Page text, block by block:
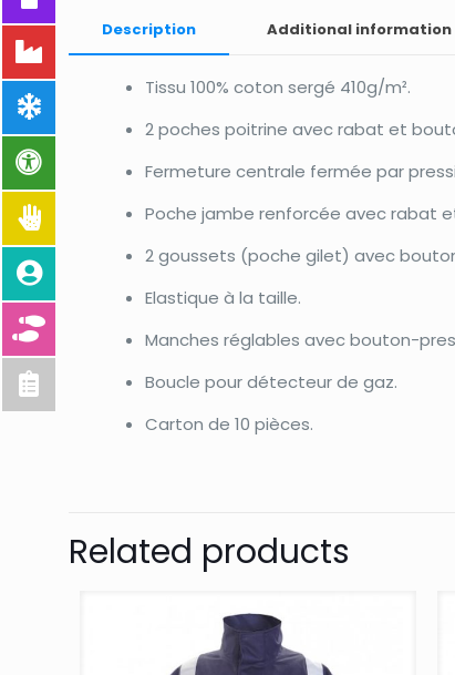
Description Additional information
Tissu 100% coton sergé 410g/m².
2 poches poitrine avec rabat et
Fermeture centrale fermée par
Poche jambe renforcée avec rabat
2 goussets (poche gilet) avec
Elastique à la taille.
Manches réglables avec bouton-
Boucle pour détecteur de gaz.
Carton de 10 pièces.
Related products